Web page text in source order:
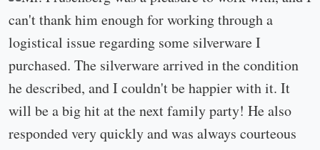
can't thank him enough for working through a
logistical issue regarding some silverware I
purchased. The silverware arrived in the condition
he described, and I couldn't be happier with it. It
will be a big hit at the next family party! He also
responded very quickly and was always courteous